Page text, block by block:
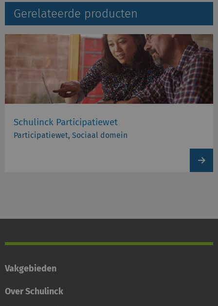
Gerelateerde producten
Schulinck Participatiewet
Participatiewet, Sociaal domein
Vakgebieden
Over Schulinck